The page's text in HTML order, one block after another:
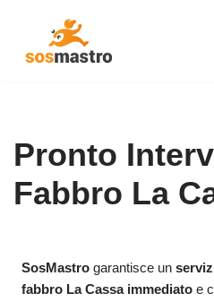
Pronto
Fabbro La
SosMastro garantisce un
fabbro La Cassa immediato e